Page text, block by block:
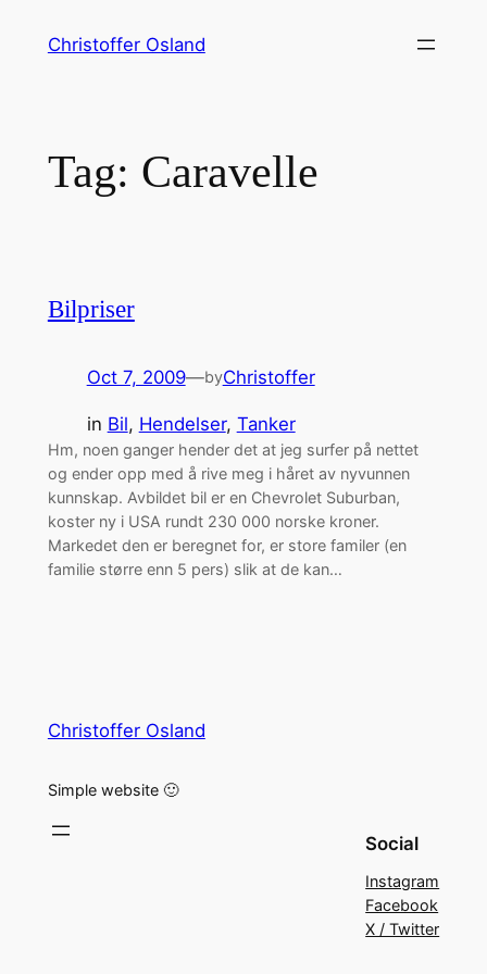
Christoffer Osland
Tag: Caravelle
Bilpriser
Oct 7, 2009—byChristoffer
in Bil, Hendelser, Tanker
Hm, noen ganger hender det at jeg surfer på nettet
og ender opp med å rive meg i håret av nyvunnen
kunnskap. Avbildet bil er en Chevrolet Suburban,
koster ny i USA rundt 230 000 norske kroner.
Markedet den er beregnet for, er store familer (en
familie større enn 5 pers) slik at de kan…
Christoffer Osland
Simple website 🙂
Social
Instagram
Facebook
X / Twitter